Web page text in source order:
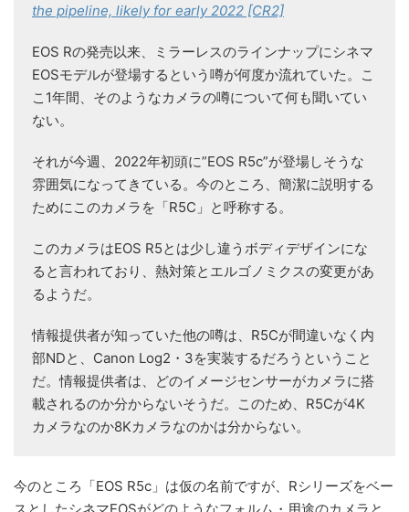
the pipeline, likely for early 2022 [CR2]
EOS Rの発売以来、ミラーレスのラインナップにシネマ
EOSモデルが登場するという噂が何度か流れていた。こ
こ1年間、そのようなカメラの噂について何も聞いてい
ない。
それが今週、2022年初頭に”EOS R5c”が登場しそうな
雰囲気になってきている。今のところ、簡潔に説明する
ためにこのカメラを「R5C」と呼称する。
このカメラはEOS R5とは少し違うボディデザインにな
ると言われており、熱対策とエルゴノミクスの変更があ
るようだ。
情報提供者が知っていた他の噂は、R5Cが間違いなく内
部NDと、Canon Log2・3を実装するだろうということ
だ。情報提供者は、どのイメージセンサーがカメラに搭
載されるのか分からないそうだ。このため、R5Cが4K
カメラなのか8Kカメラなのかは分からない。
今のところ「EOS R5c」は仮の名前ですが、Rシリーズをベー
スとしたシネマEOSがどのようなフォルム・用途のカメラと